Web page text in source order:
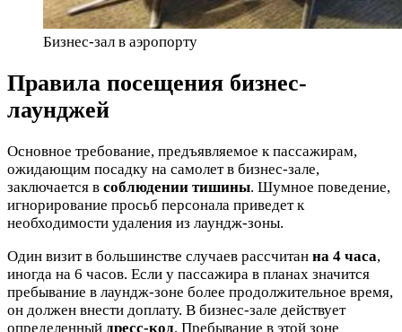
Бизнес-зал в аэропорту
Правила посещения бизнес-
лаунджей
Основное требование, предъявляемое к пассажирам,
ожидающим посадку на самолет в бизнес-зале,
заключается в соблюдении тишины. Шумное поведение,
игнорирование просьб персонала приведет к
необходимости удаления из лаундж-зоны.
Один визит в большинстве случаев рассчитан на 4 часа,
иногда на 6 часов. Если у пассажира в планах значится
пребывание в лаундж-зоне более продолжительное время,
он должен внести доплату. В бизнес-зале действует
определенный дресс-код. Пребывание в этой зоне